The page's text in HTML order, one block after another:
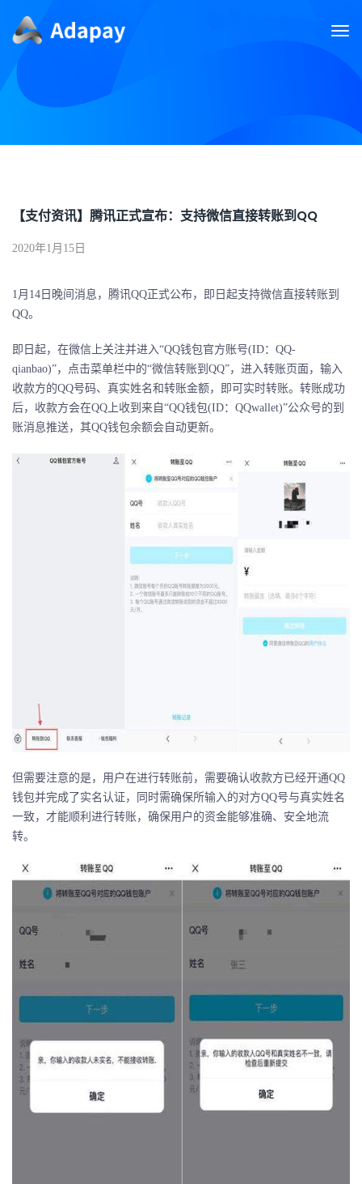
【支付资讯】腾讯正式宣布：支持微信直接转账到QQ
2020年1月15日
1月14日晚间消息，腾讯QQ正式公布，即日起支持微信直接转账到
QQ。
即日起，在微信上关注并进入“QQ钱包官方账号(ID：QQ-
qianbao)”，点击菜单栏中的“微信转账到QQ”，进入转账页面，输入
收款方的QQ号码、真实姓名和转账金额，即可实时转账。转账成功
后，收款方会在QQ上收到来自“QQ钱包(ID：QQwallet)”公众号的到
账消息推送，其QQ钱包余额会自动更新。
但需要注意的是，用户在进行转账前，需要确认收款方已经开通QQ
钱包并完成了实名认证，同时需确保所输入的对方QQ号与真实姓名
一致，才能顺利进行转账，确保用户的资金能够准确、安全地流
转。